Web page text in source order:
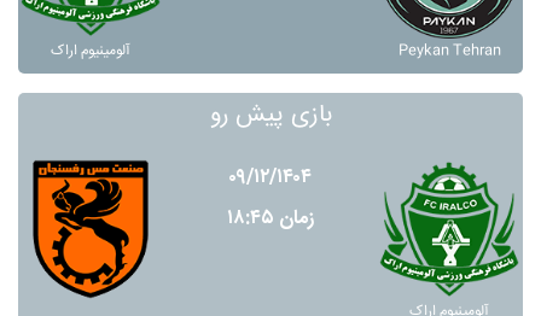
آلومينيوم اراک Peykan Tehran
بازی پیش رو
۰۹/۱۲/۱۴۰۴
زمان ۱۸:۴۵